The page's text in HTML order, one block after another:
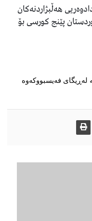
دەستەی دادوەریی هەڵبژاردنەکان
کوردستان پێنج کورسى بۆ
لەڕیگای فەیسبووکەوە